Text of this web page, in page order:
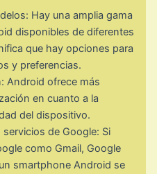
Hay una amplia gama
disponibles de diferentes
que hay opciones para
y preferencias.
Android ofrece más
en cuanto a la
del dispositivo.
de Google: Si
como Gmail, Google
smartphone Android se